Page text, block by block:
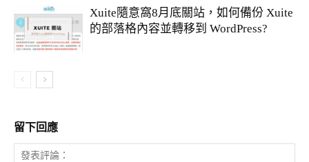
Xuite隨意窩8月底關站，如何備份 Xuite
的部落格內容並轉移到 WordPress?
留下回應